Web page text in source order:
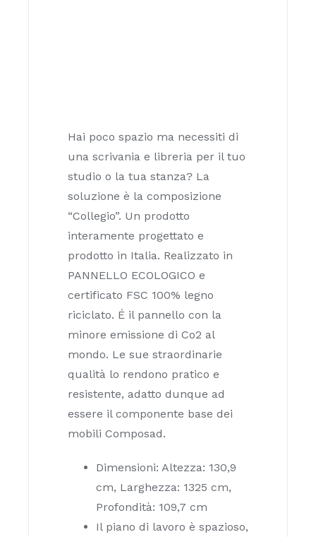
Hai poco spazio ma necessiti di
una scrivania e libreria per il tuo
studio o la tua stanza? La
soluzione è la composizione
“Collegio”. Un prodotto
interamente progettato e
prodotto in Italia. Realizzato in
PANNELLO ECOLOGICO e
certificato FSC 100% legno
riciclato. É il pannello con la
minore emissione di Co2 al
mondo. Le sue straordinarie
qualità lo rendono pratico e
resistente, adatto dunque ad
essere il componente base dei
mobili Composad.
Dimensioni: Altezza: 130,9
cm, Larghezza: 1325 cm,
Profondità: 109,7 cm
Il piano di lavoro è spazioso,